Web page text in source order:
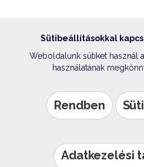
Sütibeállításokkal
Weboldalunk sütiket használ
használatának
Rendben
Adatkezelési